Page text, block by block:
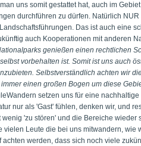
uns somit gestattet hat, auch im
durchführen zu dürfen. Natürlich
Das ist auch eine
auch Kooperationen mit anderen
genießen einen rechtlichen
vorbehalten ist. Somit ist uns auch
Selbstverständlich achten wir
einen großen Bogen um diese
setzen uns für eine
nur als 'Gast' fühlen, denken wir, und
'zu stören' und die Bereiche
vielen Leute die bei uns mitwandern,
achten werden, dass sich noch viele